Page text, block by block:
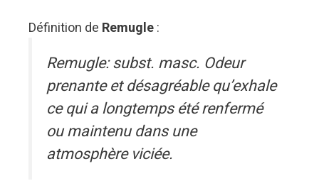
Définition de Remugle:
Remugle: subst. masc. Odeur
prenante et désagréable qu’exhale
ce qui a longtemps été renfermé
ou maintenu dans une
atmosphère viciée.